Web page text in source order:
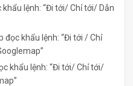
lệnh: “Đi tới/ Chỉ tới/ Dẫn
đọc khẩu lệnh: “Đi tới / Chỉ
khẩu lệnh: “Đi tới/ Chỉ tới/